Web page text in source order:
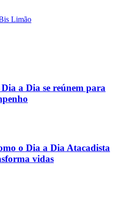
Limão
a Dia se reúnem para
o Dia a Dia Atacadista
vidas